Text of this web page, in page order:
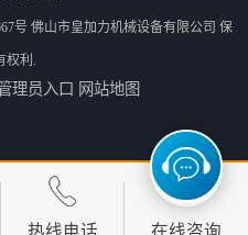
中国澳门固定式登车桥 灵活性高 使用寿命长
号 佛山市皇加力机械设备有限公司 保
利.
理员入口 网站地图
热线电话 在线咨询